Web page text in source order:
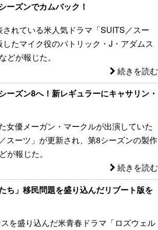
ーズンでカムバック！
れている米人気ドラマ「SUITS／スー
たマイク役のパトリック・J・アダムス
どが報じた。
続きを読む
ーズン8へ！新レギュラーにキャサリン・
女優メーガン・マークルが出演していた
スーツ」が更新され、第8シーズンの製作
が報じた。
続きを読む
ち」移民問題を盛り込んだリブート版を
を盛り込んだ米青春ドラマ「ロズウェル